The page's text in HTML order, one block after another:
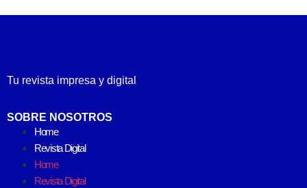
Tu revista impresa y digital
SOBRE NOSOTROS
Home
Revista Digital
Home
Revista Digital